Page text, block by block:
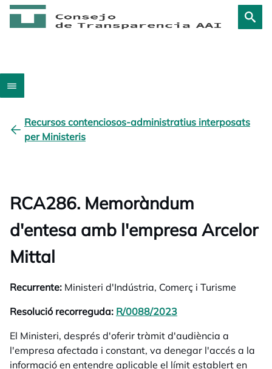
Recursos contenciosos-administratius interposats
per Ministeris
RCA286. Memoràndum
d'entesa amb l'empresa Arcelor
Mittal
Recurrente: Ministeri d'Indústria, Comerç i Turisme
Resolució recorreguda: R/0088/2023
El Ministeri, després d'oferir tràmit d'audiència a
l'empresa afectada i constant, va denegar l'accés a la
informació en entendre aplicable el límit establert en